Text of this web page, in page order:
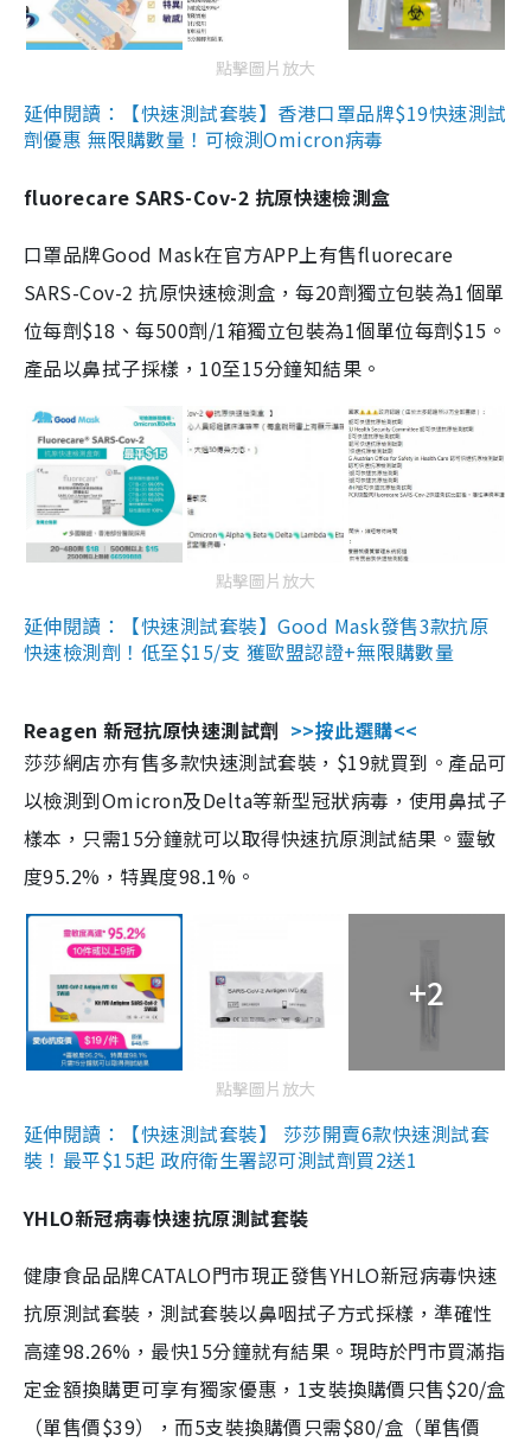
點擊圖片放大
延伸閱讀：【快速測試套裝】香港口罩品牌$19快速測試
劑優惠 無限購數量！可檢測Omicron病毒
fluorecare SARS-Cov-2 抗原快速檢測盒
口罩品牌Good Mask在官方APP上有售fluorecare
SARS-Cov-2 抗原快速檢測盒，每20劑獨立包裝為1個單
位每劑$18、每500劑/1箱獨立包裝為1個單位每劑$15。
產品以鼻拭子採樣，10至15分鐘知結果。
點擊圖片放大
延伸閱讀：【快速測試套裝】Good Mask發售3款抗原
快速檢測劑！低至$15/支 獲歐盟認證+無限購數量
Reagen 新冠抗原快速測試劑 >>按此選購<<
莎莎網店亦有售多款快速測試套裝，$19就買到。產品可
以檢測到Omicron及Delta等新型冠狀病毒，使用鼻拭子
樣本，只需15分鐘就可以取得快速抗原測試結果。靈敏
度95.2%，特異度98.1%。
+2
點擊圖片放大
延伸閱讀：【快速測試套裝】 莎莎開賣6款快速測試套
裝！最平$15起 政府衛生署認可測試劑買2送1
YHLO新冠病毒快速抗原測試套裝
健康食品品牌CATALO門市現正發售YHLO新冠病毒快速
抗原測試套裝，測試套裝以鼻咽拭子方式採樣，準確性
高達98.26%，最快15分鐘就有結果。現時於門市買滿指
定金額換購更可享有獨家優惠，1支裝換購價只售$20/盒
（單售價$39），而5支裝換購價只需$80/盒（單售價